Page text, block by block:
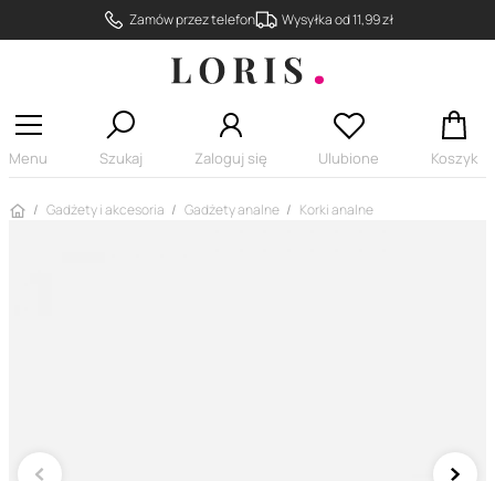
Zamów przez telefon Wysyłka od 11,99 zł
Menu Szukaj Zaloguj się Ulubione Koszyk
Strona główna
Gadżety i akcesoria Gadżety analne Korki analne